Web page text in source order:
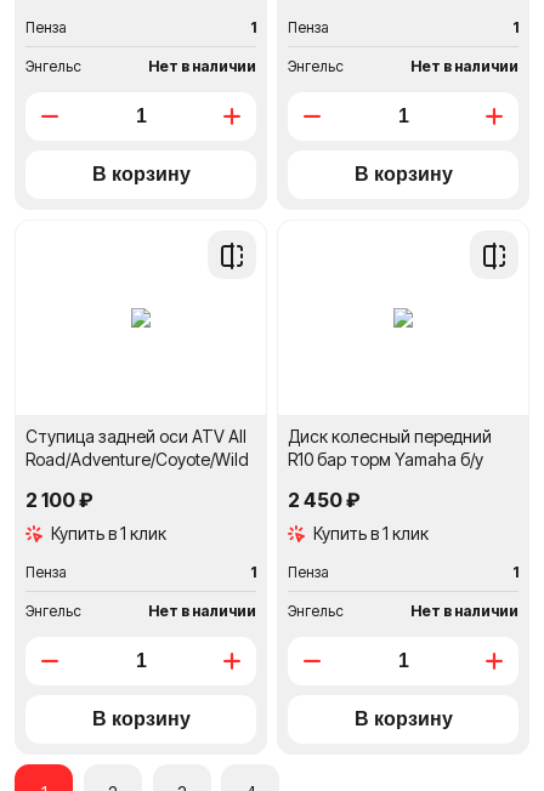
Пенза 1
Энгельс Нет в наличии
Пенза 1
Энгельс Нет в наличии
Добавить
Ступица задней оси ATV All
Road/Adventure/Coyote/Wild
2 100 ₽
Купить в 1 клик
Пенза 1
Энгельс Нет в наличии
Диск колесный передний
R10 бар торм Yamaha б/у
2 450 ₽
Купить в 1 клик
Пенза 1
Энгельс Нет в наличии